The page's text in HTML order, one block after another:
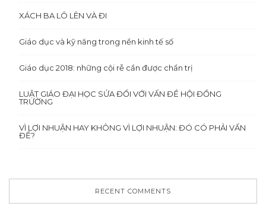
XÁCH BA LÔ LÊN VÀ ĐI
Giáo dục và kỹ năng trong nền kinh tế số
Giáo dục 2018: những cội rễ cần được chẩn trị
LUẬT GIÁO ĐẠI HỌC SỬA ĐỔI VỚI VẤN ĐỀ HỘI ĐỒNG
TRƯỜNG
VÌ LỢI NHUẬN HAY KHÔNG VÌ LỢI NHUẬN: ĐÓ CÓ PHẢI VẤN
ĐỀ?
RECENT COMMENTS